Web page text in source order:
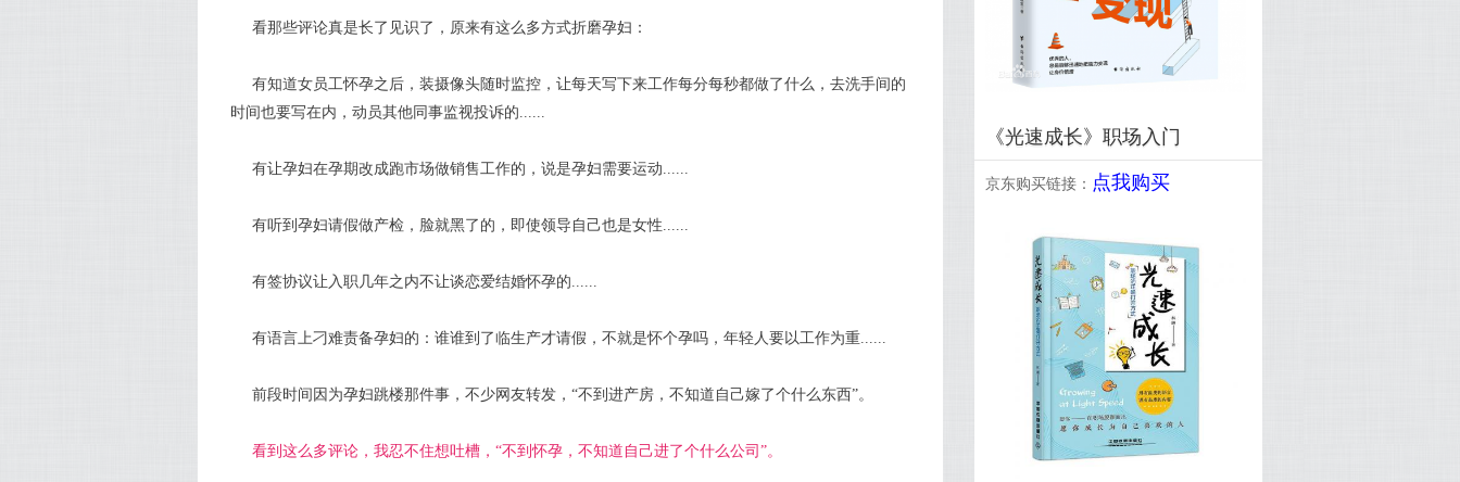
看那些评论真是长了见识了，原来有这么多方式折磨孕妇：
有知道女员工怀孕之后，装摄像头随时监控，让每天写下来工作每分每秒都做了什么，去洗手间的
时间也要写在内，动员其他同事监视投诉的......
有让孕妇在孕期改成跑市场做销售工作的，说是孕妇需要运动......
有听到孕妇请假做产检，脸就黑了的，即使领导自己也是女性......
有签协议让入职几年之内不让谈恋爱结婚怀孕的......
有语言上刁难责备孕妇的：谁谁到了临生产才请假，不就是怀个孕吗，年轻人要以工作为重......
前段时间因为孕妇跳楼那件事，不少网友转发，“不到进产房，不知道自己嫁了个什么东西”。
看到这么多评论，我忍不住想吐槽，“不到怀孕，不知道自己进了个什么公司”。
《光速成长》职场入门
京东购买链接： 点我购买